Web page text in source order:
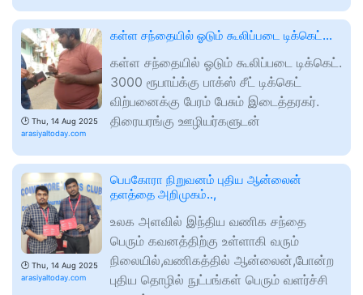
🕑 Thu, 14 Aug 2025
arasiyaltoday.com
கள்ள சந்தையில் ஓடும் கூலிப்படை டிக்கெட்…
கள்ள சந்தையில் ஓடும் கூலிப்படை டிக்கெட்.
3000 ரூபாய்க்கு பாக்ஸ் சீட் டிக்கெட்
விற்பனைக்கு பேரம் பேசும் இடைத்தரகர்.
திரையரங்கு ஊழியர்களுடன்
🕑 Thu, 14 Aug 2025
arasiyaltoday.com
பெபகோரா நிறுவனம் புதிய ஆன்லைன்
தளத்தை அறிமுகம்..,
உலக அளவில் இந்திய வணிக சந்தை
பெரும் கவனத்திற்கு உள்ளாகி வரும்
நிலையில்,வணிகத்தில் ஆன்லைன்,போன்ற
புதிய தொழில் நுட்பங்கள் பெரும் வளர்ச்சி